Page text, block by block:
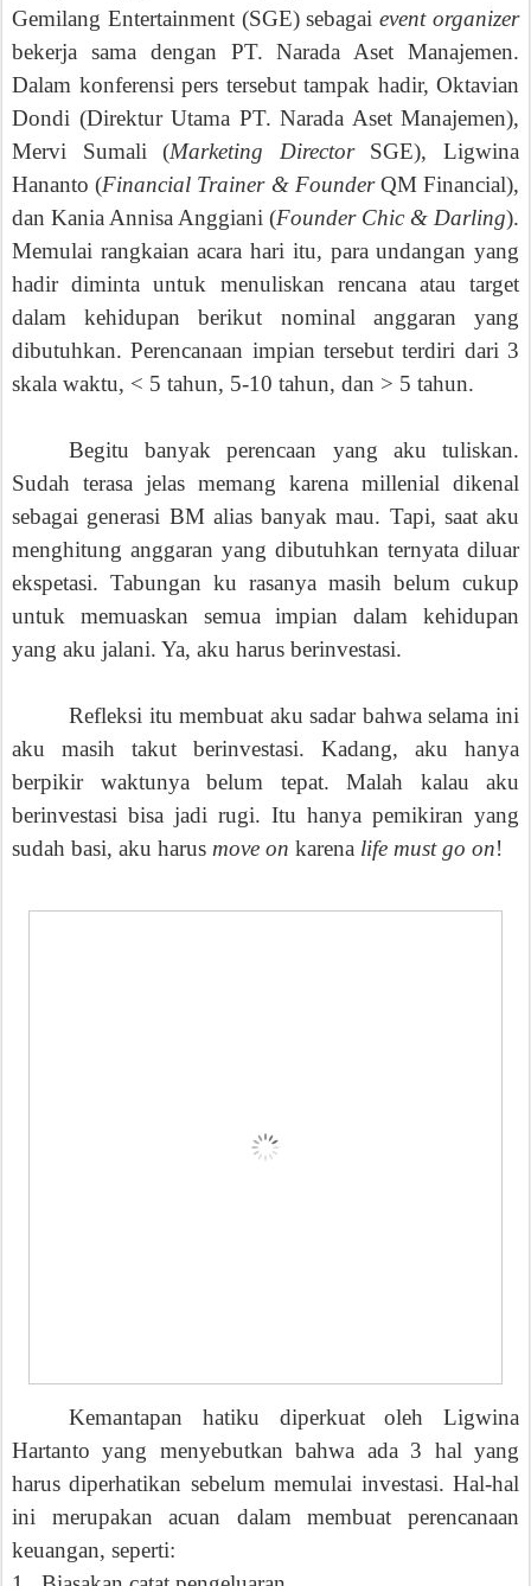
Gemilang Entertainment (SGE) sebagaievent organizer
bekerja sama dengan PT. Narada Aset Manajemen.
Dalam konferensi pers tersebut tampak hadir, Oktavian
Dondi (Direktur Utama PT. Narada Aset Manajemen),
Mervi Sumali (Marketing DirectorSGE), Ligwina
Hananto (Financial Trainer & FounderQM Financial),
dan Kania Annisa Anggiani (Founder Chic & Darling).
Memulai rangkaian acara hari itu, para undangan yang
hadir diminta untuk menuliskan rencana atau target
dalam kehidupan berikut nominal anggaran yang
dibutuhkan. Perencanaan impian tersebut terdiri dari 3
skala waktu, < 5 tahun, 5-10 tahun, dan > 5 tahun.
Begitu banyak perencaan yang aku tuliskan.
Sudah terasa jelas memang karena millenial dikenal
sebagai generasi BM alias banyak mau. Tapi, saat aku
menghitung anggaran yang dibutuhkan ternyata diluar
ekspetasi. Tabungan ku rasanya masih belum cukup
untuk memuaskan semua impian dalam kehidupan
yang aku jalani. Ya, aku harus berinvestasi.
Refleksi itu membuat aku sadar bahwa selama ini
aku masih takut berinvestasi. Kadang, aku hanya
berpikir waktunya belum tepat. Malah kalau aku
berinvestasi bisa jadi rugi. Itu hanya pemikiran yang
sudah basi, aku harus move on karena life must go on!
Kemantapan hatiku diperkuat oleh Ligwina
Hartanto yang menyebutkan bahwa ada 3 hal yang
harus diperhatikan sebelum memulai investasi. Hal-hal
ini merupakan acuan dalam membuat perencanaan
keuangan, seperti: